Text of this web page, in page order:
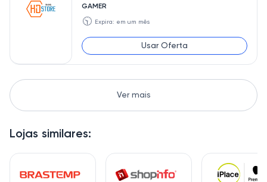
Lojas similares:
GAMER
🕥 Expira: em um mês
Usar Oferta
Ver mais